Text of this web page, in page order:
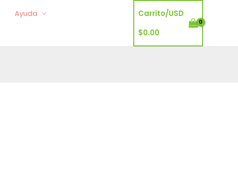
Ayuda
Carrito/USD
$0.00